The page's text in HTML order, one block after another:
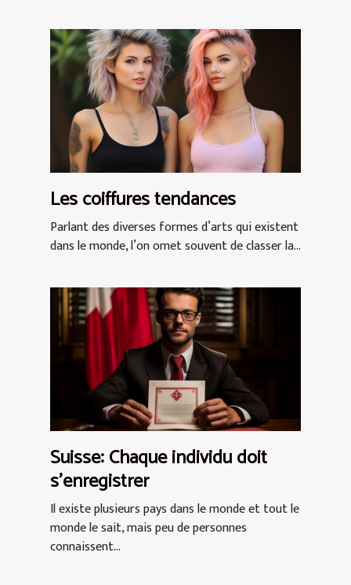
Les coiffures tendances
Parlant des diverses formes d’arts qui existent
dans le monde, l’on omet souvent de classer la...
Suisse: Chaque individu doit
s'enregistrer
Il existe plusieurs pays dans le monde et tout le
monde le sait, mais peu de personnes
connaissent...